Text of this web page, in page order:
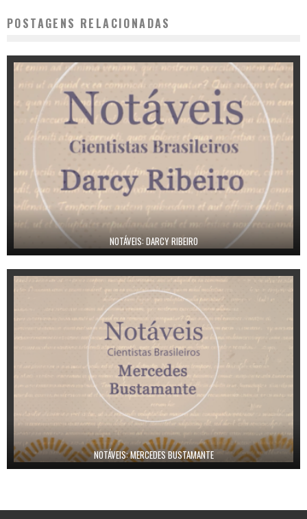
POSTAGENS RELACIONADAS
NOTÁVEIS: DARCY RIBEIRO
NOTÁVEIS: MERCEDES BUSTAMANTE